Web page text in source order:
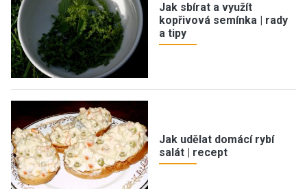
Jak sbírat a využít
kopřivová semínka | rady
a tipy
Jak udělat domácí rybí
salát | recept